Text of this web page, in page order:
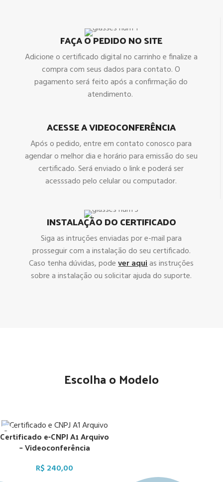
FAÇA O PEDIDO NO SITE
Adicione o certificado digital no carrinho e finalize a
compra com seus dados para contato. O
pagamento será feito após a confirmação do
atendimento.
ACESSE A VIDEOCONFERÊNCIA
Após o pedido, entre em contato conosco para
agendar o melhor dia e horário para emissão do seu
certificado. Será enviado o link e poderá ser
acesssado pelo celular ou computador.
INSTALAÇÃO DO CERTIFICADO
Siga as intruções enviadas por e-mail para
prosseguir com a instalação do seu certificado.
Caso tenha dúvidas, podever aquias instruções
sobre a instalação ou solicitar ajuda do suporte.
Escolha o Modelo
Certificado e-CNPJ A1 Arquivo
– Videoconferência
R$ 240,00